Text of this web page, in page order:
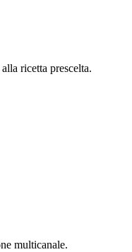
ricetta prescelta.
multicanale.